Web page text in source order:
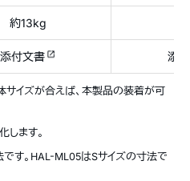
約13kg
添付文書 添
サイズが合えば、本製品の装着が可
します。
す。HAL-ML05はSサイズの寸法で